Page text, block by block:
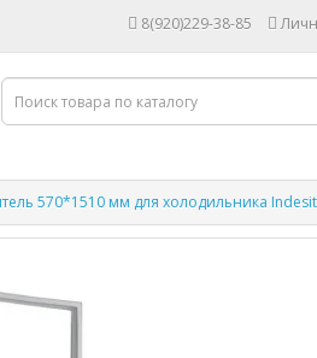
8(920)229-38-85
570*1510 мм для холодильника